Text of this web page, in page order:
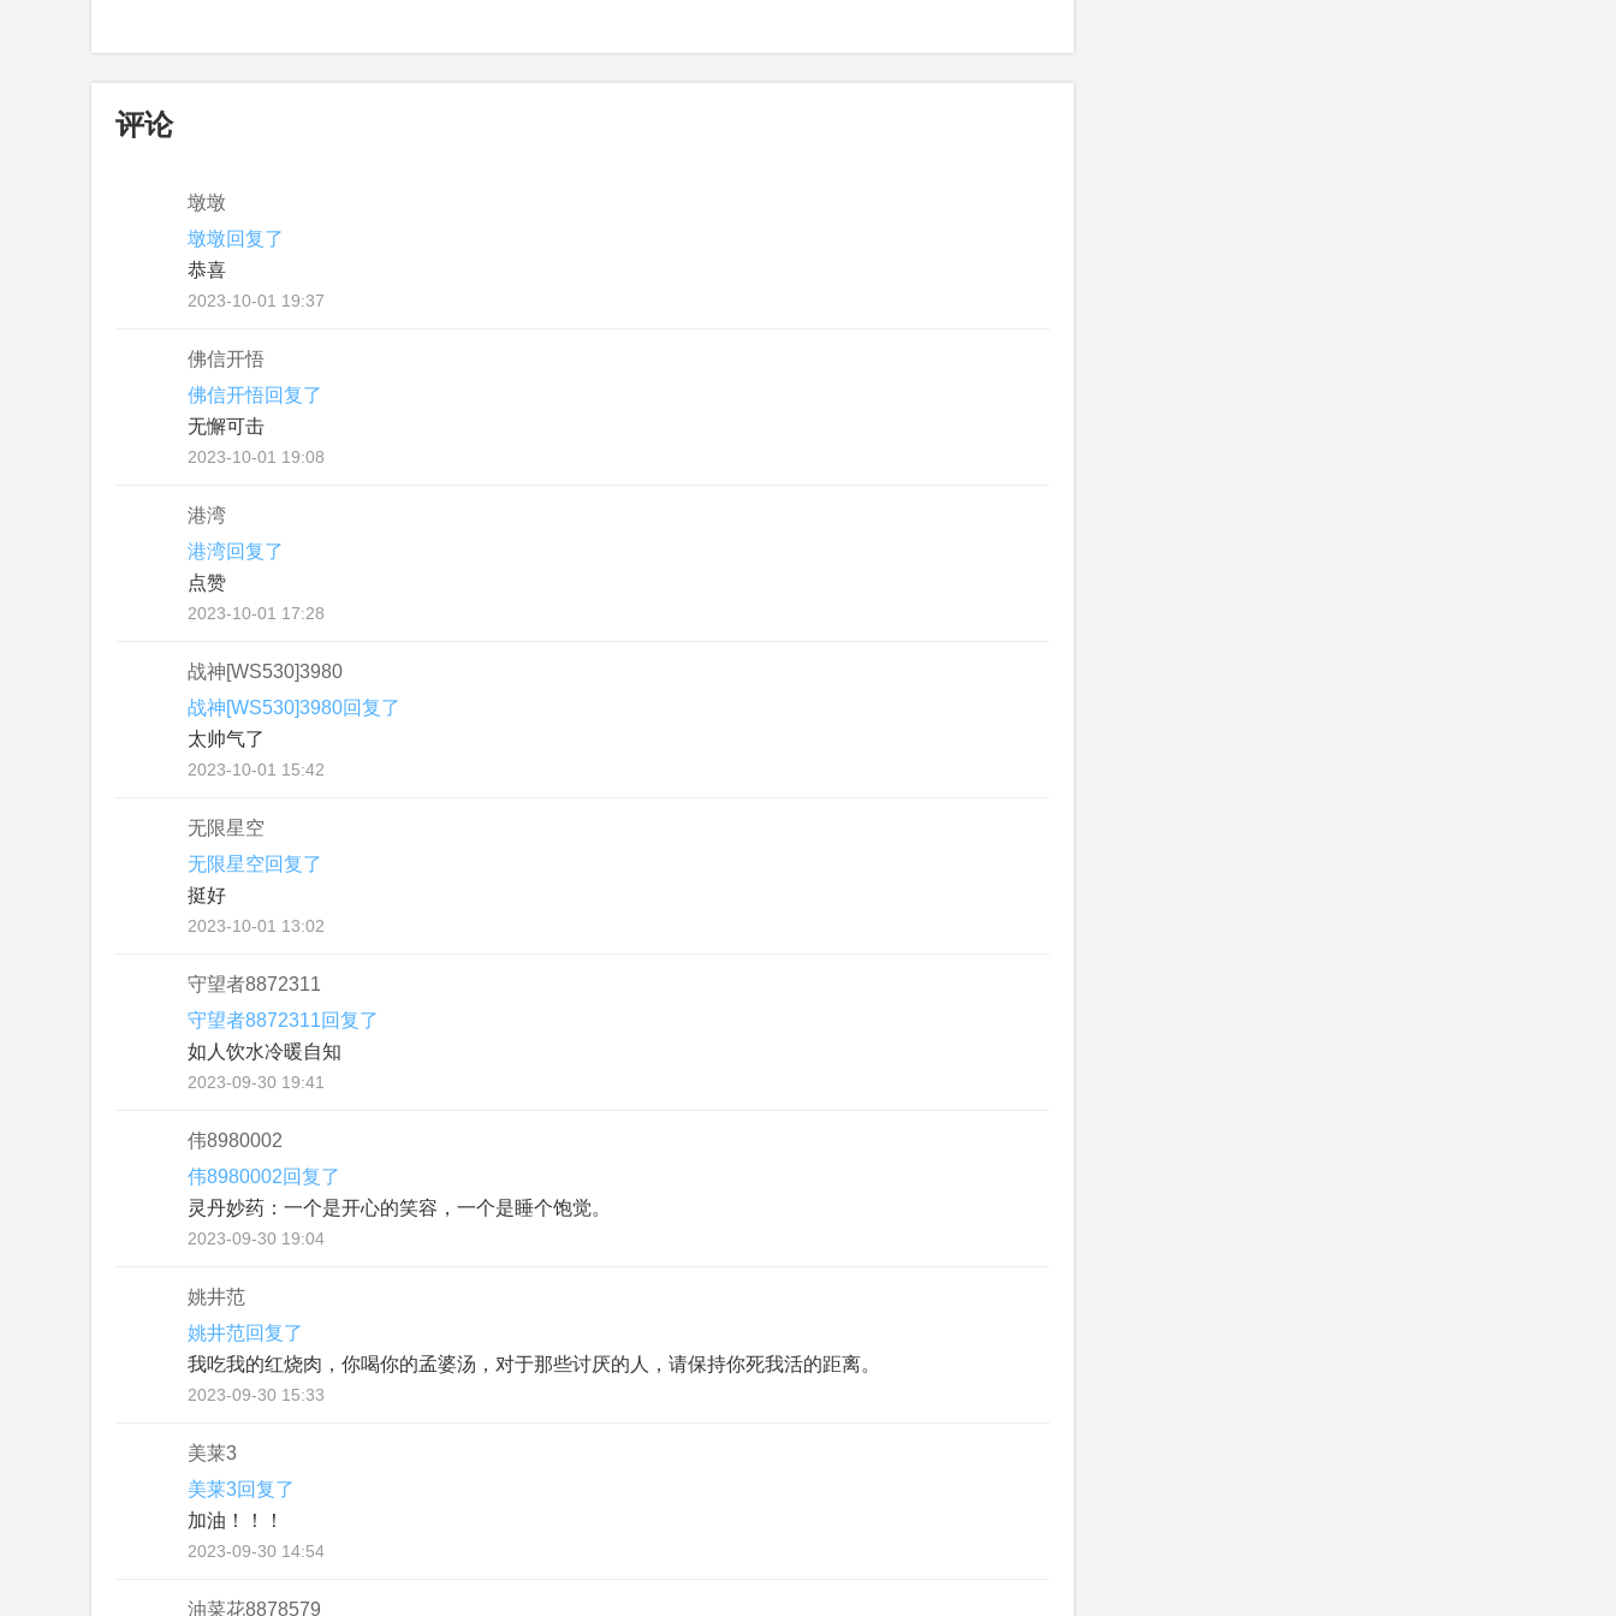
评论
墩墩
墩墩回复了
恭喜
2023-10-01 19:37
佛信开悟
佛信开悟回复了
无懈可击
2023-10-01 19:08
港湾
港湾回复了
点赞
2023-10-01 17:28
战神[WS530]3980
战神[WS530]3980回复了
太帅气了
2023-10-01 15:42
无限星空
无限星空回复了
挺好
2023-10-01 13:02
守望者8872311
守望者8872311回复了
如人饮水冷暖自知
2023-09-30 19:41
伟8980002
伟8980002回复了
灵丹妙药：一个是开心的笑容，一个是睡个饱觉。
2023-09-30 19:04
姚井范
姚井范回复了
我吃我的红烧肉，你喝你的孟婆汤，对于那些讨厌的人，请保持你死我活的距离。
2023-09-30 15:33
美莱3
美莱3回复了
加油！！！
2023-09-30 14:54
油菜花8878579